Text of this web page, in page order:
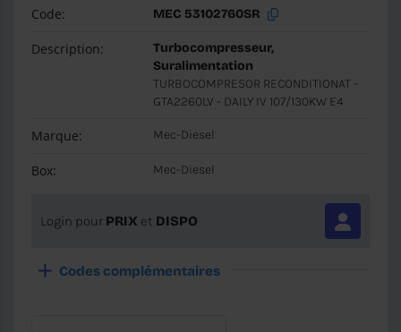
Code: MEC 53102760SR
Description:
Turbocompresseur,
Suralimentation
TURBOCOMPRESOR RECONDITIONAT -
GTA2260LV - DAILY IV 107/130KW E4
Marque: Mec-Diesel
Box: Mec-Diesel
Login pour PRIX et DISPO
Codes complémentaires